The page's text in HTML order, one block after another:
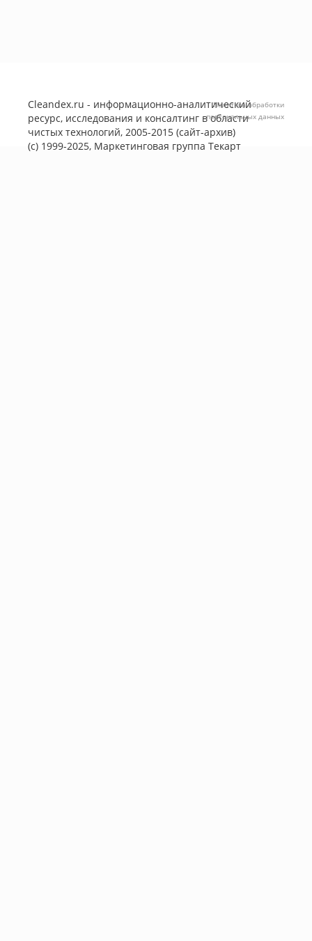
Cleandex.ru - информационно-аналитический
ресурс, исследования и консалтинг в области
чистых технологий, 2005-2015 (сайт-архив)
(с) 1999-2025, Маркетинговая группа Текарт
Политика обработки
персональных данных